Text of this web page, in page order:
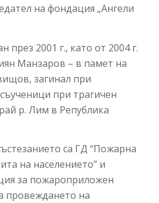
на фондация „Ангели
през 2001 г., като от 2004 г.
Манзаров – в памет на
загинал при
при трагичен
р. Лим в Република
са ГД “Пожарна
на населението” и
за пожароприложен
провеждането на